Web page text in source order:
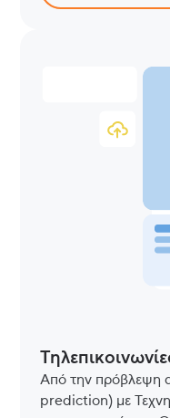
Από την πρόβλεψη
prediction) με